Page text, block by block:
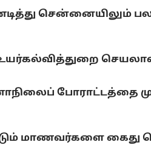
உயர்கல்வித்துறை
போராட்டத்தை
மாணவர்களை